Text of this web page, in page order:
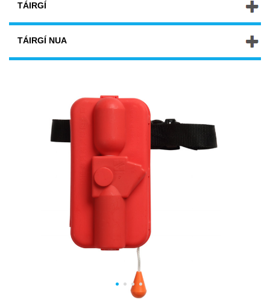
TÁIRGÍ
TÁIRGÍ NUA